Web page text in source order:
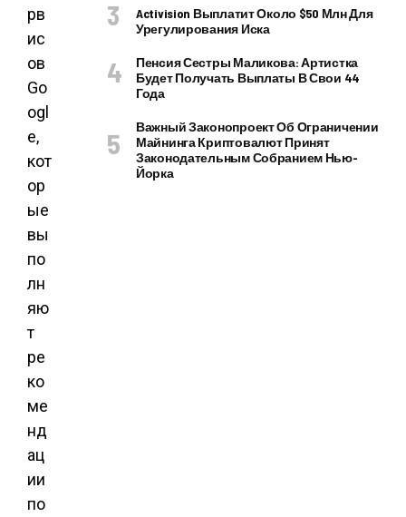
рв
ис
ов
Go
ogl
e,
кот
ор
ые
вы
по
лн
яю
т
ре
ко
ме
нд
ац
ии
по
Activision Выплатит Около $50 Млн Для
Урегулирования Иска
Пенсия Сестры Маликова: Артистка
Будет Получать Выплаты В Свои 44
Года
Важный Законопроект Об Ограничении
Майнинга Криптовалют Принят
Законодательным Собранием Нью-
Йорка